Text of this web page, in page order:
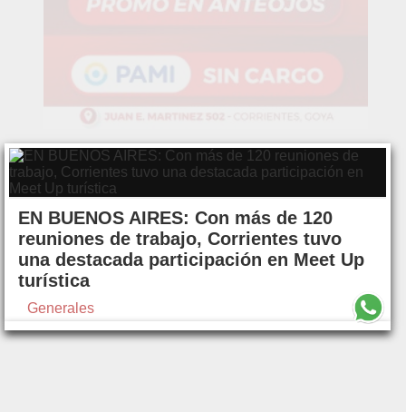
EN BUENOS AIRES: Con más de 120
reuniones de trabajo, Corrientes tuvo
una destacada participación en Meet Up
turística
Generales